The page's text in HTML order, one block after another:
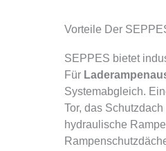
Vorteile Der
SEPPES bietet
Für
Systemabgleich.
Tor, das
hydraulische